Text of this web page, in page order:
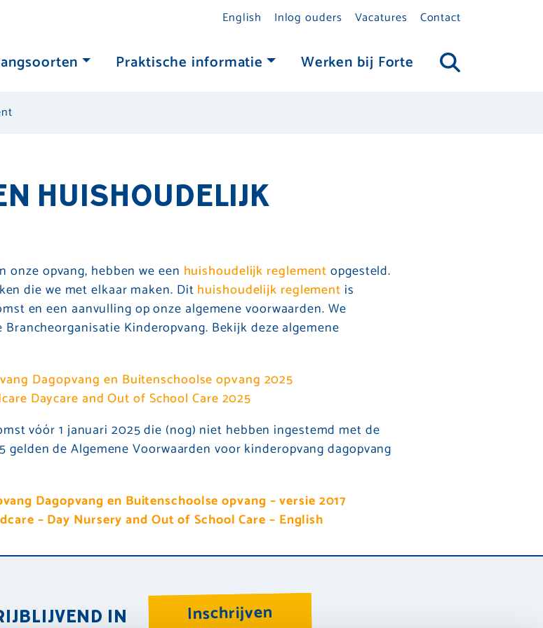
English Inlog ouders Vacatures Contact
Praktische informatie Werken bij Forte
HUISHOUDELIJK
opvang, hebben we een huishoudelijk reglement opgesteld.
die we met elkaar maken. Dit huishoudelijk reglement is
en een aanvulling op onze algemene voorwaarden. We
Kinderopvang. Bekijk deze algemene
Dagopvang en Buitenschoolse opvang 2025
Daycare and Out of School Care 2025
vóór 1 januari 2025 die (nog) niet hebben ingestemd met de
de Algemene Voorwaarden voor kinderopvang dagopvang
Dagopvang en Buitenschoolse opvang – versie 2017
– Day Nursery and Out of School Care – English
IN Inschrijven